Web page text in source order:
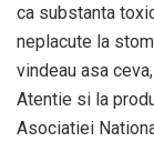
ca substanta
neplacute la
vindeau asa
Atentie si la
Asociatiei